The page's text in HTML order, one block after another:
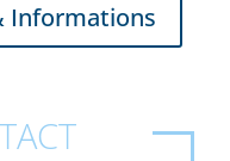
Informations